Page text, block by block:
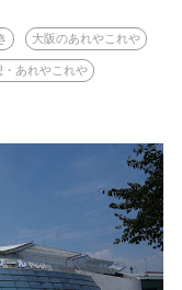
大阪のあれやこれや
・あれやこれや